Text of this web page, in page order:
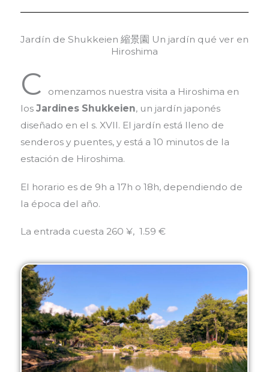
Jardín de Shukkeien 縮景園 Un jardín qué ver en
Hiroshima
C
omenzamos nuestra visita a Hiroshima en
los Jardines Shukkeien, un jardín japonés
diseñado en el s. XVII. El jardín está lleno de
senderos y puentes, y está a 10 minutos de la
estación de Hiroshima.
El horario es de 9h a 17h o 18h, dependiendo de
la época del año.
La entrada cuesta 260 ¥, 1.59 €